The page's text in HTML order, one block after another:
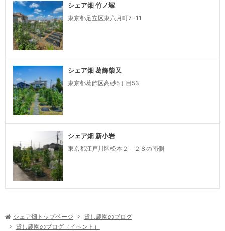
シェア畑 竹ノ塚
東京都足立区東六月町7−11
シェア畑 葛飾柴又
東京都葛飾区高砂5丁目53
シェア畑 新小岩
東京都江戸川区松本２－２８の南側
シェア畑トップページ 貸し農園のブログ
貸し農園のブログ（イベント）